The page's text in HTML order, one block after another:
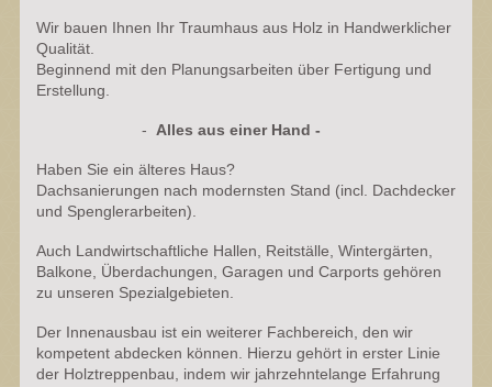
Wir bauen Ihnen Ihr Traumhaus aus Holz in Handwerklicher
Qualität.
Beginnend mit den Planungsarbeiten über Fertigung und
Erstellung.
- Alles aus einer Hand -
Haben Sie ein älteres Haus?
Dachsanierungen nach modernsten Stand (incl. Dachdecker
und Spenglerarbeiten).
Auch Landwirtschaftliche Hallen, Reitställe, Wintergärten,
Balkone, Überdachungen, Garagen und Carports gehören
zu unseren Spezialgebieten.
Der Innenausbau ist ein weiterer Fachbereich, den wir
kompetent abdecken können. Hierzu gehört in erster Linie
der Holztreppenbau, indem wir jahrzehntelange Erfahrung